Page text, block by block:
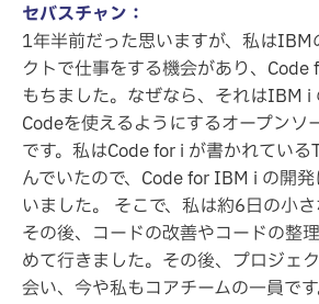
セバスチャン：
1年半前だった思いますが、私はIBM
クトで仕事をする機会があり、
もちました。なぜなら、それはIBM i
Codeを使えるようにするオープンソ
です。私はCode for i が書かれてい
んでいたので、Code for IBM i の開
いました。 そこで、私は約6日の小さ
その後、コードの改善やコードの整
めて行きました。その後、プロジェ
会い、今や私もコアチームの一員です